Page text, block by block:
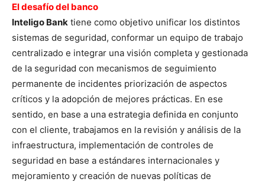
El desafío del banco
Inteligo Bank tiene como objetivo unificar los distintos
sistemas de seguridad, conformar un equipo de trabajo
centralizado e integrar una visión completa y gestionada
de la seguridad con mecanismos de seguimiento
permanente de incidentes priorización de aspectos
críticos y la adopción de mejores prácticas. En ese
sentido, en base a una estrategia definida en conjunto
con el cliente, trabajamos en la revisión y análisis de la
infraestructura, implementación de controles de
seguridad en base a estándares internacionales y
mejoramiento y creación de nuevas políticas de